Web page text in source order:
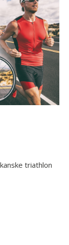
triathlon